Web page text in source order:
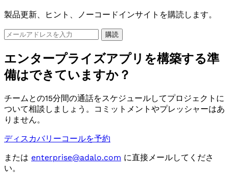
製品更新、ヒント、ノーコードインサイトを購読します。
購読
エンタープライズアプリを構築する準
備はできていますか？
チームとの15分間の通話をスケジュールしてプロジェクトに
ついて相談しましょう。コミットメントやプレッシャーはあ
りません。
ディスカバリーコールを予約
または enterprise@adalo.com に直接メールしてくださ
い。